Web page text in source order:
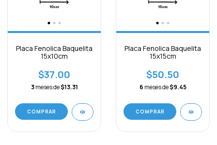
Placa Fenolica Baquelita
15x10cm
$37.00
3 meses de$13.31
Placa Fenolica Baquelita
15x15cm
$50.50
6 meses de$9.45